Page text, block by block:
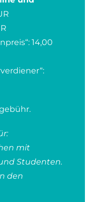
14,00
mit
Studenten.
den